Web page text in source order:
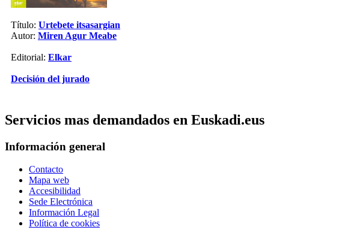
Título: Urtebete itsasargian
Autor: Miren Agur Meabe
Editorial: Elkar
Decisión del jurado
Servicios mas demandados en Euskadi.eus
Información general
Contacto
Mapa web
Accesibilidad
Sede Electrónica
Información Legal
Política de cookies